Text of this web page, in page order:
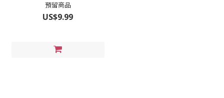
預留商品
US$9.99